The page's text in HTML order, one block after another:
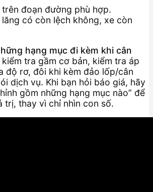
trên đoạn đường phù hợp.
có còn lệch không, xe còn
hạng mục đi kèm khi cân
tra gầm cơ bản, kiểm tra áp
độ rơ, đôi khi kèm đảo lốp/cân
dịch vụ. Khi bạn hỏi báo giá, hãy
gồm những hạng mục nào” để
trị, thay vì chỉ nhìn con số.